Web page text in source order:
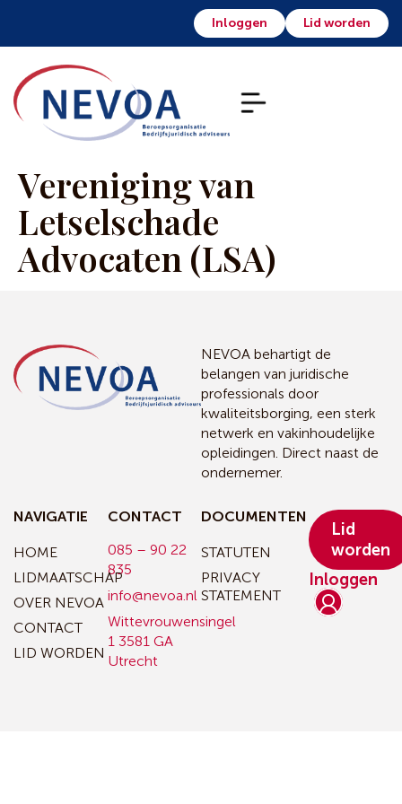
Inloggen Lid worden
Vereniging van
Letselschade
Advocaten (LSA)
NEVOA behartigt de
belangen van juridische
professionals door
kwaliteitsborging, een sterk
netwerk en vakinhoudelijke
opleidingen. Direct naast de
ondernemer.
NAVIGATIE
HOME
LIDMAATSCHAP
OVER NEVOA
CONTACT
LID WORDEN
CONTACT
085 – 90 22
835
info@nevoa.nl
Wittevrouwensingel
1 3581 GA
Utrecht
DOCUMENTEN
STATUTEN
PRIVACY
STATEMENT
Inloggen
Lid
worden